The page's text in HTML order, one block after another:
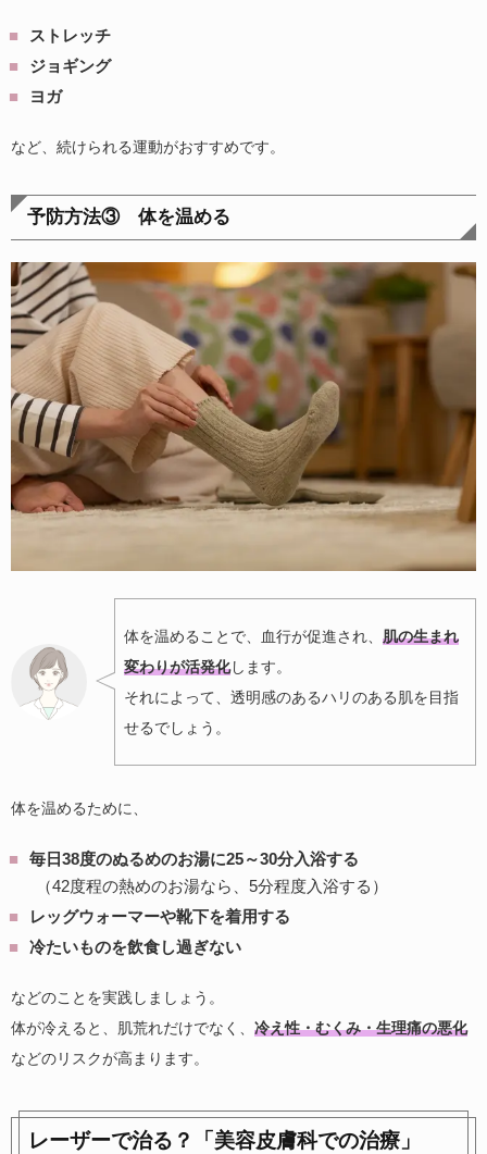
ストレッチ
ジョギング
ヨガ
など、続けられる運動がおすすめです。
予防方法③ 体を温める
体を温めることで、血行が促進され、 肌の生まれ
変わりが活発化します。
それによって、透明感のあるハリのある肌を目指
せるでしょう。
体を温めるために、
毎日38度のぬるめのお湯に25～30分入浴する
（42度程の熱めのお湯なら、5分程度入浴する）
レッグウォーマーや靴下を着用する
冷たいものを飲食し過ぎない
などのことを実践しましょう。
体が冷えると、肌荒れだけでなく、 冷え性・むくみ・生理痛の悪化
などのリスクが高まります。
レーザーで治る？「美容皮膚科での治療」